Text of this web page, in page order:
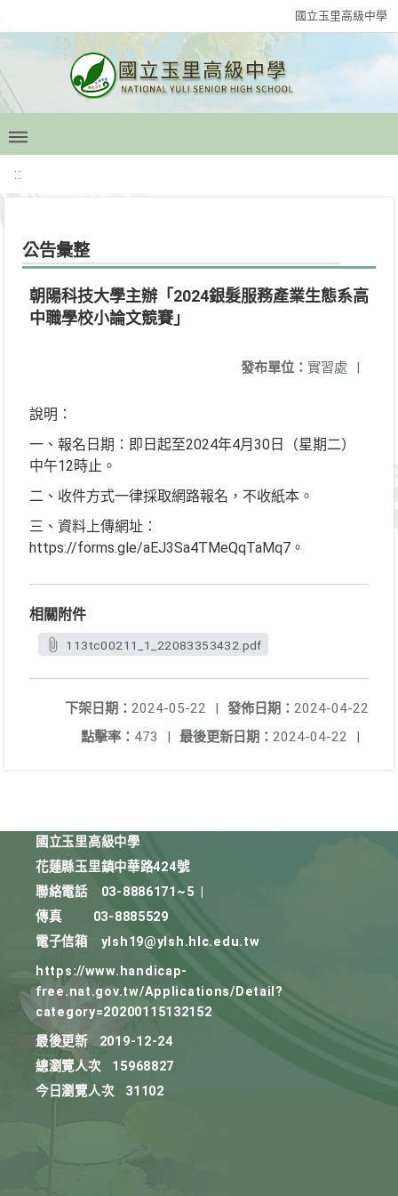
國立玉里高級中學
:::
公告彙整
朝陽科技大學主辦「2024銀髮服務產業生態系高
中職學校小論文競賽」
發布單位： 實習處 |
說明：
一、報名日期：即日起至2024年4月30日（星期二）
中午12時止。
二、收件方式一律採取網路報名，不收紙本。
三、資料上傳網址：
https://forms.gle/aEJ3Sa4TMeQqTaMq7。
相關附件
113tc00211_1_22083353432.pdf
發佈日期： 2024-04-22
下架日期： 2024-05-22
|
最後更新日期： 2024-04-22 |
點擊率： 473 |
國立玉里高級中學
花蓮縣玉里鎮中華路424號
聯絡電話
03-8886171~5
傳真
03-8885529
電子信箱
ylsh19@ylsh.hlc.edu.tw
https://www.handicap-
free.nat.gov.tw/Applications/Detail?
category=20200115132152
最後更新
2019-12-24
總瀏覽人次
15968827
今日瀏覽人次
31102